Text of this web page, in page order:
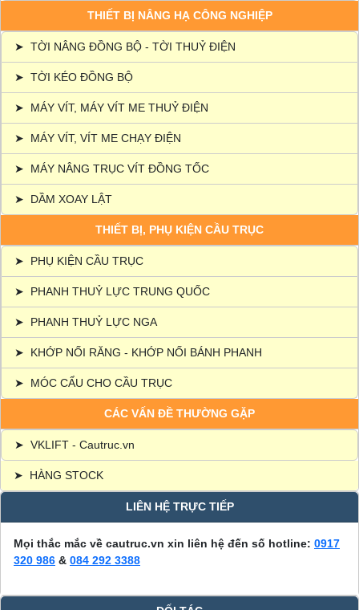
THIẾT BỊ NÂNG HẠ CÔNG NGHIỆP
➤ TỜI NÂNG ĐỒNG BỘ - TỜI THUỶ ĐIỆN
➤ TỜI KÉO ĐỒNG BỘ
➤ MÁY VÍT, MÁY VÍT ME THUỶ ĐIỆN
➤ MÁY VÍT, VÍT ME CHẠY ĐIỆN
➤ MÁY NÂNG TRỤC VÍT ĐỒNG TỐC
➤ DẦM XOAY LẬT
THIẾT BỊ, PHỤ KIỆN CẦU TRỤC
➤ PHỤ KIỆN CẦU TRỤC
➤ PHANH THUỶ LỰC TRUNG QUỐC
➤ PHANH THUỶ LỰC NGA
➤ KHỚP NỐI RĂNG - KHỚP NỐI BÁNH PHANH
➤ MÓC CẨU CHO CẦU TRỤC
CÁC VẤN ĐỀ THƯỜNG GẶP
➤ VKLIFT - Cautruc.vn
➤ HÀNG STOCK
LIÊN HỆ TRỰC TIẾP
Mọi thắc mắc về cautruc.vn xin liên hệ đến số hotline: 0917
320 986 & 084 292 3388